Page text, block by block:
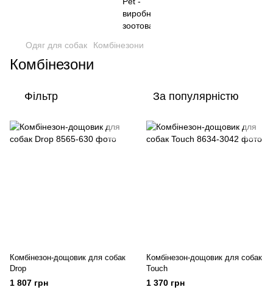
Одяг для собак Комбінезони
Комбінезони
Фільтр За популярністю
Комбінезон-дощовик для собак
Drop
1 807 грн
Комбінезон-дощовик для собак
Touch
1 370 грн